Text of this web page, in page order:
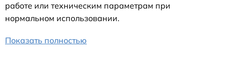
работе или техническим параметрам при
нормальном использовании.
Показать полностью